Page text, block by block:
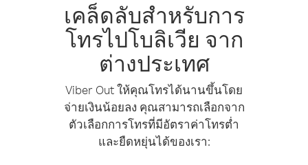
เคล็ดลับสำหรับการ
โทรไปโบลิเวีย จาก
ต่างประเทศ
Viber Out ให้คุณโทรได้นานขึ้นโดย
จ่ายเงินน้อยลง คุณสามารถเลือกจาก
ตัวเลือกการโทรที่มีอัตราค่าโทรต่ำ
และยืดหยุ่นได้ของเรา: